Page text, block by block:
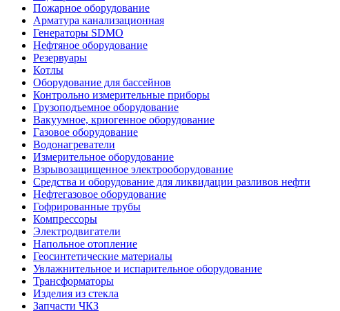
Пожарное оборудование
Арматура канализационная
Генераторы SDMO
Нефтяное оборудование
Резервуары
Котлы
Оборудование для бассейнов
Контрольно измерительные приборы
Грузоподъемное оборудование
Вакуумное, криогенное оборудование
Газовое оборудование
Водонагреватели
Измерительное оборудование
Взрывозащищенное электрооборудование
Средства и оборудование для ликвидации разливов нефти
Нефтегазовое оборудование
Гофрированные трубы
Компрессоры
Электродвигатели
Напольное отопление
Геосинтетические материалы
Увлажнительное и испарительное оборудование
Трансформаторы
Изделия из стекла
Запчасти ЧКЗ